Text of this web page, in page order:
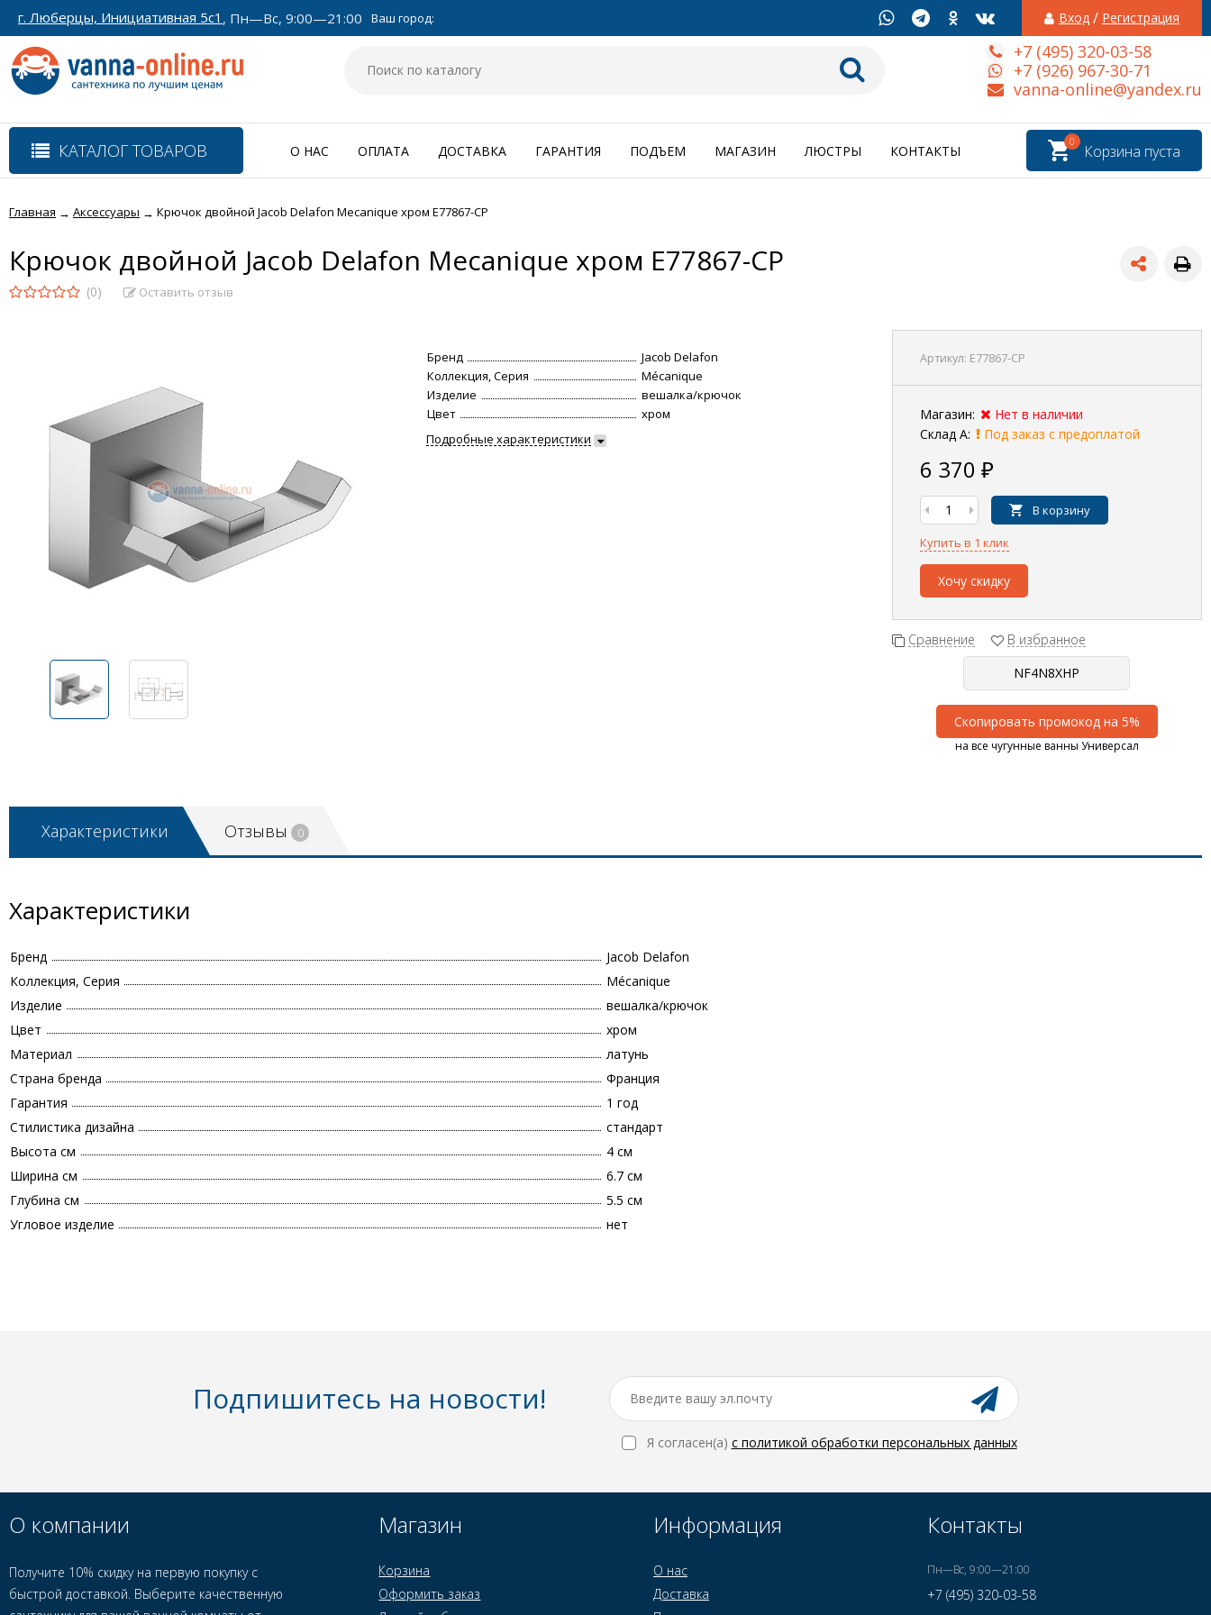
г. Люберцы, Инициативная 5с1 , Пн—Вс, 9:00—21:00 Ваш город: Вход / Регистрация
+7 (495) 320-03-58
+7 (926) 967-30-71
vanna-online@yandex.ru
КАТАЛОГ ТОВАРОВ Корзина пуста
0
О НАС ОПЛАТА ДОСТАВКА ГАРАНТИЯ ПОДЪЕМ МАГАЗИН ЛЮСТРЫ КОНТАКТЫ
Главная → Аксессуары → Крючок двойной Jacob Delafon Mecanique хром E77867-CP
Крючок двойной Jacob Delafon Mecanique хром E77867-CP
(0) Оставить отзыв
Артикул: E77867-CP
Магазин:
Нет в наличии
Склад А:
Под заказ с предоплатой
6 370 ₽
В корзину
Купить в 1 клик
Хочу скидку
Сравнение В избранное
Скопировать промокод на 5%
на все чугунные ванны Универсал
Бренд
Jacob Delafon
Коллекция, Серия
Mécanique
Изделие
вешалка/крючок
Цвет
хром
Подробные характеристики
Характеристики Отзывы 0
Характеристики
Бренд
Jacob Delafon
Коллекция, Серия
Mécanique
Изделие
вешалка/крючок
Цвет
хром
Материал
латунь
Страна бренда
Франция
Гарантия
1 год
Стилистика дизайна
стандарт
Высота см
4 см
Ширина см
6.7 см
Глубина см
5.5 см
Угловое изделие
нет
Подпишитесь на новости!
Я согласен(a) с политикой обработки персональных данных
О компании
Получите 10% скидку на первую покупку с
быстрой доставкой. Выберите качественную
Магазин
Корзина
Оформить заказ
Информация
О нас
Доставка
Контакты
Пн—Вс, 9:00—21:00
+7 (495) 320-03-58